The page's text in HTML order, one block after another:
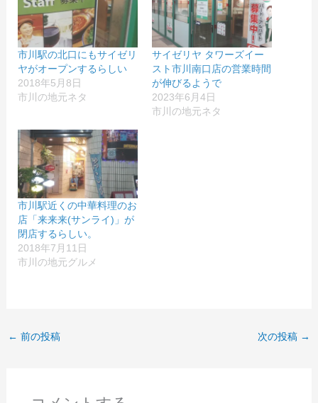
市川駅の北口にもサイゼリ
ヤがオープンするらしい
2018年5月8日
市川の地元ネタ
サイゼリヤ タワーズイー
スト市川南口店の営業時間
が伸びるようで
2023年6月4日
市川の地元ネタ
市川駅近くの中華料理のお
店「来来来(サンライ)」が
閉店するらしい。
2018年7月11日
市川の地元グルメ
← 前の投稿 次の投稿 →